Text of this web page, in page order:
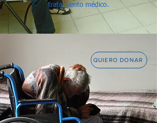
tratamiento médico.
QUIERO DONAR